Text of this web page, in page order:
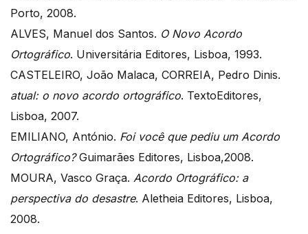
Porto, 2008.
ALVES, Manuel dos Santos. O Novo Acordo
Ortográfico. Universitária Editores, Lisboa, 1993.
CASTELEIRO, João Malaca, CORREIA, Pedro Dinis.
atual: o novo acordo ortográfico. TextoEditores,
Lisboa, 2007.
EMILIANO, António. Foi você que pediu um Acordo
Ortográfico?Guimarães Editores, Lisboa,2008.
MOURA, Vasco Graça. Acordo Ortográfico: a
perspectiva do desastre. Aletheia Editores, Lisboa,
2008.